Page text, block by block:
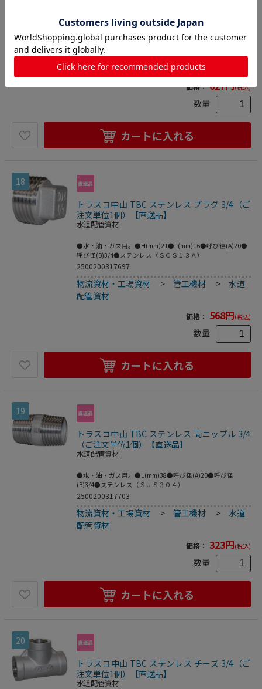
呼び径(B)3/4●ステンレス（ＳＣＳ１３Ａ）
2500200317680
物流資材・工場資材>管工機材>水道
配管資材
価格：627円(税込)
数量
カートに入れる
18
トラスコ中山 TBC ステンレス プラグ 3/4（ご
注文単位1個）【直送品】
水道配管資材
●水・油・ガス用。●H(mm)21●L(mm)16●呼び径(A)20●
呼び径(B)3/4●ステンレス（ＳＣＳ１３Ａ）
2500200317697
物流資材・工場資材 >管工機材 >水道
配管資材
価格： 568円(税込)
数量
カートに入れる
19
トラスコ中山 TBC ステンレス 両ニップル 3/4
（ご注文単位1個）【直送品】
水道配管資材
●水・油・ガス用。●L(mm)38●呼び径(A)20●呼び径
(B)3/4●ステンレス（ＳＵＳ３０４）
2500200317703
物流資材・工場資材 >管工機材 >水道
配管資材
価格： 323円(税込)
数量
カートに入れる
20
トラスコ中山 TBC ステンレス チーズ 3/4（ご
注文単位1個）【直送品】
水道配管資材